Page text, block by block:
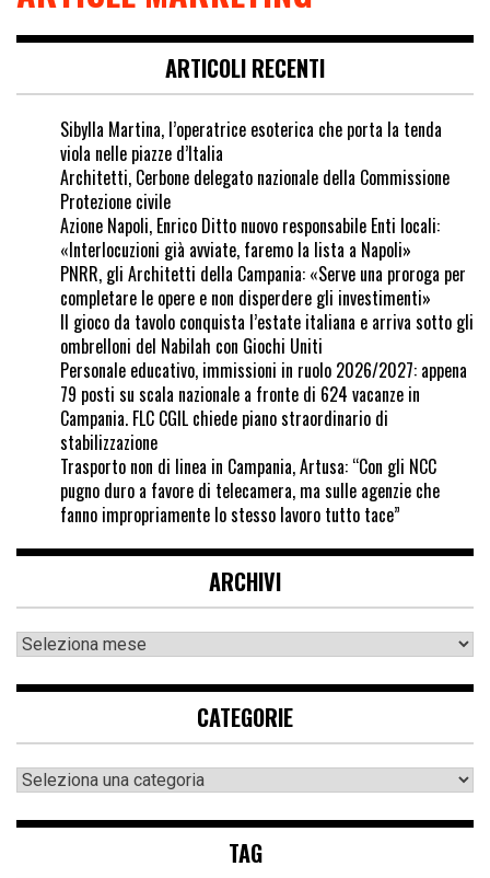
ARTICOLI RECENTI
Sibylla Martina, l’operatrice esoterica che porta la tenda
viola nelle piazze d’Italia
Architetti, Cerbone delegato nazionale della Commissione
Protezione civile
Azione Napoli, Enrico Ditto nuovo responsabile Enti locali:
«Interlocuzioni già avviate, faremo la lista a Napoli»
PNRR, gli Architetti della Campania: «Serve una proroga per
completare le opere e non disperdere gli investimenti»
Il gioco da tavolo conquista l’estate italiana e arriva sotto gli
ombrelloni del Nabilah con Giochi Uniti
Personale educativo, immissioni in ruolo 2026/2027: appena
79 posti su scala nazionale a fronte di 624 vacanze in
Campania. FLC CGIL chiede piano straordinario di
stabilizzazione
Trasporto non di linea in Campania, Artusa: “Con gli NCC
pugno duro a favore di telecamera, ma sulle agenzie che
fanno impropriamente lo stesso lavoro tutto tace”
ARCHIVI
CATEGORIE
TAG